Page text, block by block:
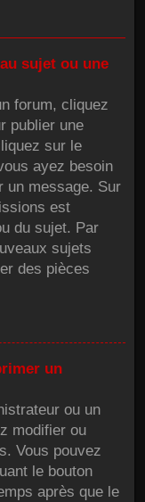
sujet ou une
forum, cliquez
publier une
sur le
ayez besoin
un message. Sur
est
du sujet. Par
sujets
des pièces
un
ou un
modifier ou
Vous pouvez
le bouton
après que le